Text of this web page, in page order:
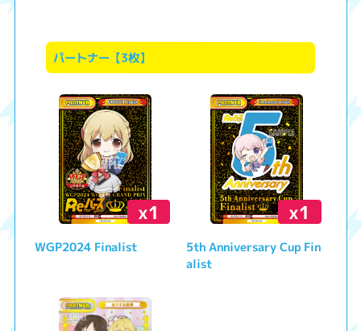
パートナー【3枚】
x1
WGP2024 Finalist
x1
5th Anniversary Cup Fin
alist